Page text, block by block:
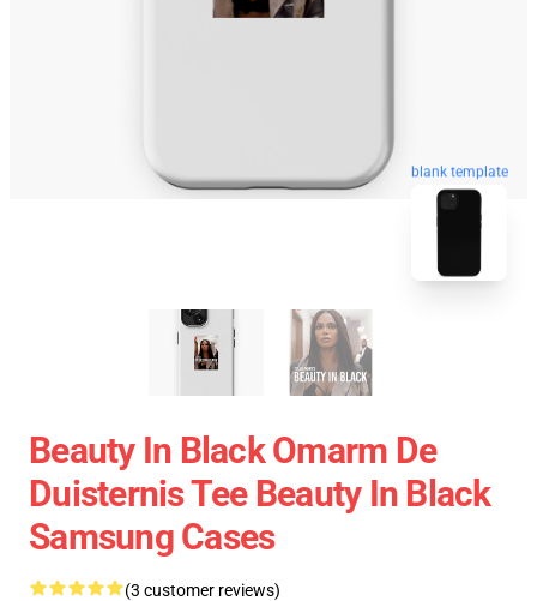
blank template
Beauty In Black Omarm De
Duisternis Tee Beauty In Black
Samsung Cases
(3 customer reviews)